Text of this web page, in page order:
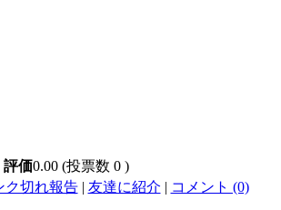
評価0.00 (投票数 0 )
ク切れ報告| 友達に紹介 | コメント (0)